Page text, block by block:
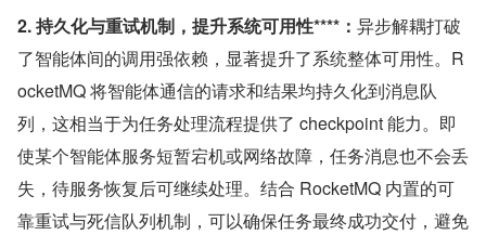
2. 持久化与重试机制，提升系统可用性**** ： 异步解耦打破
了智能体间的调用强依赖，显著提升了系统整体可用性。R
ocketMQ 将智能体通信的请求和结果均持久化到消息队
列，这相当于为任务处理流程提供了 checkpoint 能力。即
使某个智能体服务短暂宕机或网络故障，任务消息也不会丢
失，待服务恢复后可继续处理。结合 RocketMQ 内置的可
靠重试与死信队列机制，可以确保任务最终成功交付，避免